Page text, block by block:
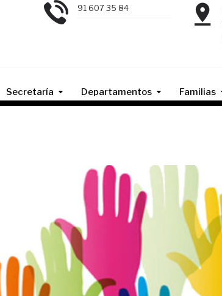
91 607 35 84
Secretaría Departamentos Familias